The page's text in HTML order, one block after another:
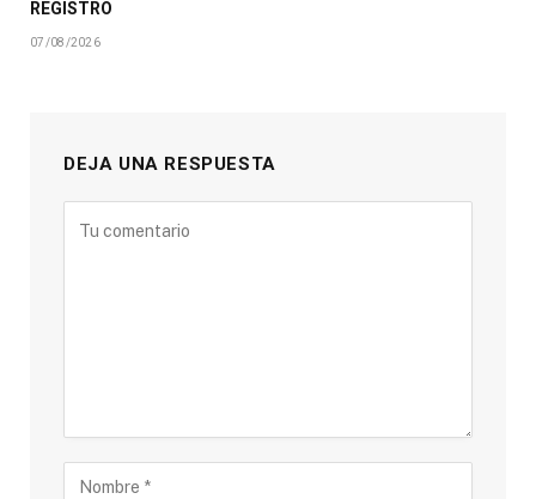
REGISTRO
07/08/2026
DEJA UNA RESPUESTA